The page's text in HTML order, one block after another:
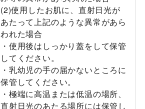
(2)使用したお肌に、直射日光が
あたって上記のような異常があら
われた場合
・使用後はしっかり蓋をして保管
してください。
・乳幼児の手の届かないところに
保管してください。
・極端に高温または低温の場所、
直射日光のあたる場所には保管し